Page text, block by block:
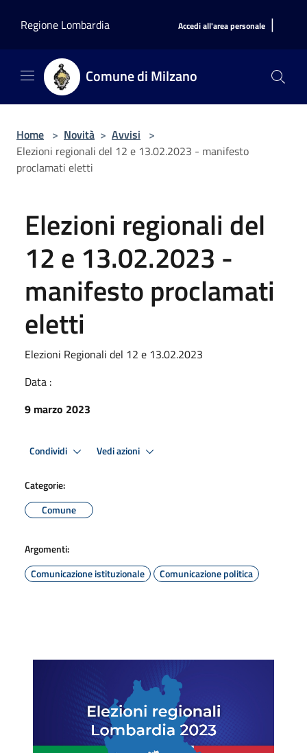
Regione Lombardia
Accedi all'area personale |
Comune di Milzano
Home > Novità > Avvisi >
Elezioni regionali del 12 e 13.02.2023 - manifesto
proclamati eletti
Elezioni regionali del
12 e 13.02.2023 -
manifesto proclamati
eletti
Elezioni Regionali del 12 e 13.02.2023
Data :
9 marzo 2023
Condividi Vedi azioni
Categorie:
Comune
Argomenti:
Comunicazione istituzionale
Comunicazione politica